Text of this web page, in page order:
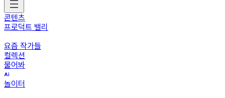
콘텐츠
프로덕트 밸리
요즘 작가들
컬렉션
물어봐
놀이터